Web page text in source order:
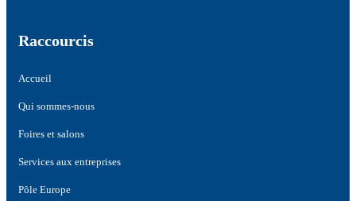
Raccourcis
Accueil
Qui sommes-nous
Foires et salons
Services aux entreprises
Pôle Europe